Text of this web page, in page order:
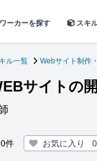
ワーカーを探す スキ
ル一覧 Webサイト制作
サイトの
0件 お気に入り 0